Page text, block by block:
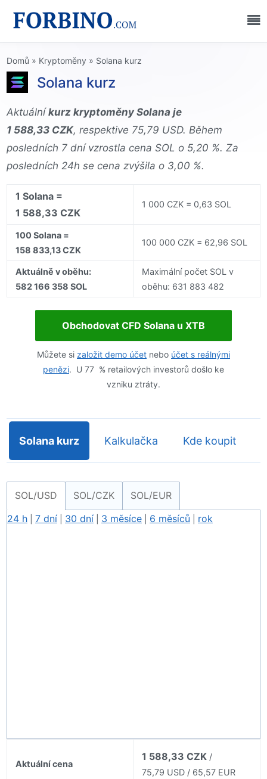
Domů » Kryptoměny » Solana kurz
Solana kurz
Aktuálníkurz kryptoměny Solana je
1 588,33 CZK, respektive 75,79 USD. Během
posledních 7 dní vzrostla cena SOL o 5,20 %. Za
posledních 24h se cena zvýšila o 3,00 %.
1 Solana =
1 588,33 CZK
1 000 CZK = 0,63 SOL
100 Solana =
158 833,13 CZK
100 000 CZK = 62,96 SOL
Aktuálně v oběhu:
582 166 358 SOL
Maximální počet SOL v
oběhu: 631 883 482
Obchodovat CFD Solana u XTB
Můžete si založit demo účet nebo účet s reálnými
penězi. U 77 % retailových investorů došlo ke
vzniku ztráty.
Solana kurz Kalkulačka Kde koupit
SOL/USD SOL/CZK
SOL/EUR
24 h
7 dní 30 dní 3 měsíce 6 měsíců rok
Aktuální cena
1 588,33 CZK /
75,79 USD / 65,57 EUR